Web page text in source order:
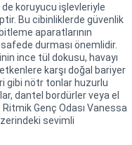
koruyucu işlevleriyle
Bu cibinliklerde güvenlik
aparatlarının
durması önemlidir.
ince tül dokusu, havayı
karşı doğal bariyer
gibi nötr tonlar huzurlu
dantel bordürler veya el
Genç Odası Vanessa
sevimli